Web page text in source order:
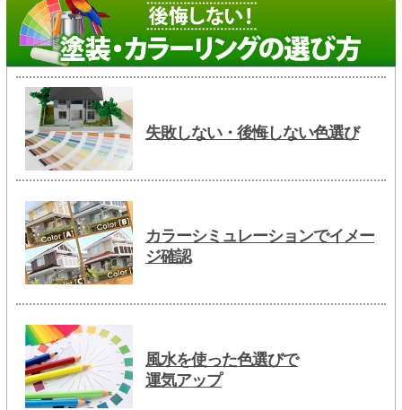
失敗しない・後悔しない色選び
カラーシミュレーションでイメー
ジ確認
風水を使った色選びで
運気アップ